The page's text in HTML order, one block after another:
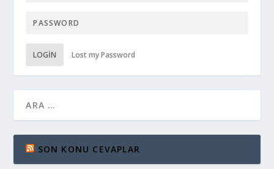
LOGIN Lost my Password
SON KONU CEVAPLAR